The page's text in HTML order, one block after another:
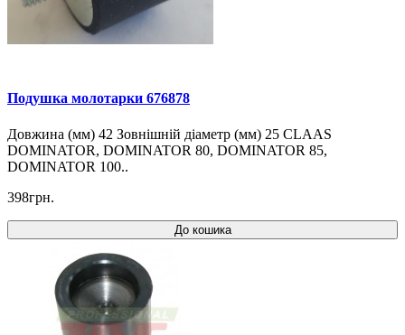
Подушка молотарки 676878
Довжина (мм) 42 Зовнішній діаметр (мм) 25 CLAAS
DOMINATOR, DOMINATOR 80, DOMINATOR 85,
DOMINATOR 100..
398грн.
До кошика